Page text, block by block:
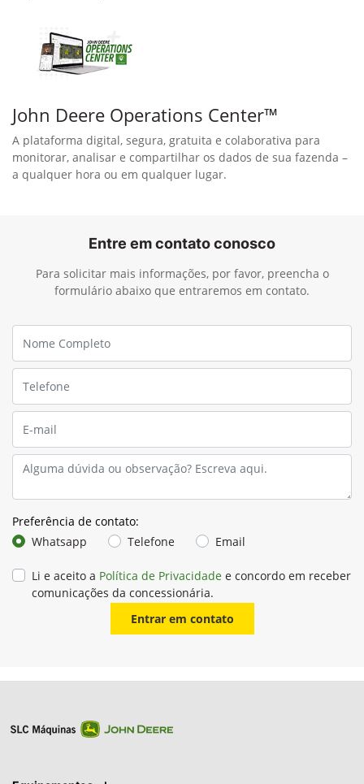
John Deere Operations Center™
A plataforma digital, segura, gratuita e colaborativa para
monitorar, analisar e compartilhar os dados de sua fazenda –
a qualquer hora ou em qualquer lugar.
Entre em contato conosco
Para solicitar mais informações, por favor, preencha o
formulário abaixo que entraremos em contato.
Preferência de contato:
Whatsapp
Telefone Email
Li e aceito a Política de Privacidade e concordo em receber
comunicações da concessionária.
Entrar em contato